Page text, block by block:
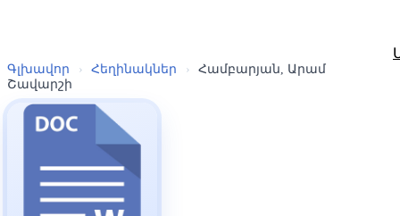
Գլխավոր › Հեղինակներ ›
Համբարյան, Արամ
Շավարշի